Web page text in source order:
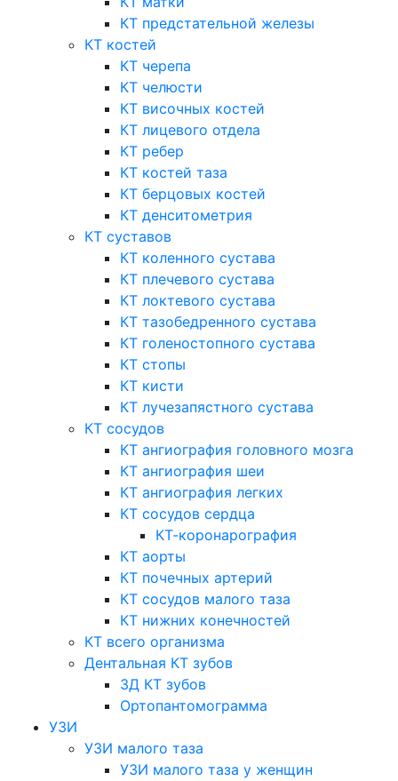
КТ предстательной железы
КТ костей
КТ черепа
КТ челюсти
КТ височных костей
КТ лицевого отдела
КТ ребер
КТ костей таза
КТ берцовых костей
КТ денситометрия
КТ суставов
КТ коленного сустава
КТ плечевого сустава
КТ локтевого сустава
КТ тазобедренного сустава
КТ голеностопного сустава
КТ стопы
КТ кисти
КТ лучезапястного сустава
КТ сосудов
КТ ангиография головного мозга
КТ ангиография шеи
КТ ангиография легких
КТ сосудов сердца
КТ-коронарография
КТ аорты
КТ почечных артерий
КТ сосудов малого таза
КТ нижних конечностей
КТ всего организма
Дентальная КТ зубов
3Д КТ зубов
Ортопантомограмма
УЗИ
УЗИ малого таза
УЗИ малого таза у женщин